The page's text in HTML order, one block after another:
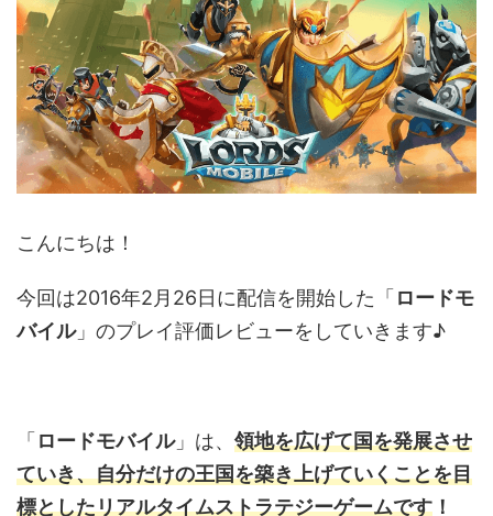
こんにちは！
今回は2016年2月26日に配信を開始した「 ロードモ
バイル」のプレイ評価レビューをしていきます♪
「 ロードモバイル」は、 領地を広げて国を発展させ
ていき、自分だけの王国を築き上げていくことを目
標としたリアルタイムストラテジーゲームです ！